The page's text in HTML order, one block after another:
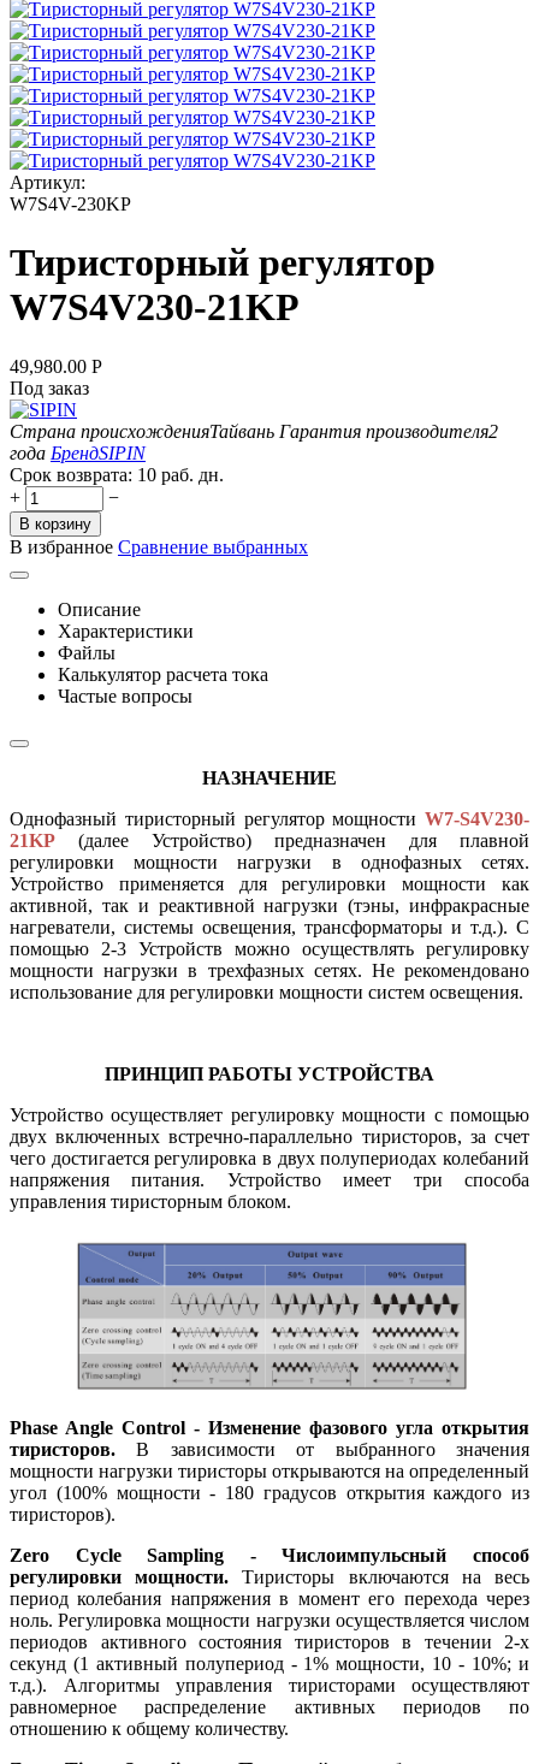
Артикул:
W7S4V-230KP
Тиристорный регулятор
W7S4V230-21KP
49,980.00 Р
Под заказ
Страна происхожденияТайвань Гарантия производителя2
года БрендSIPIN
Срок возврата: 10 раб. дн.
+
−
В корзину
В избранное Сравнение выбранных
Описание
Характеристики
Файлы
Калькулятор расчета тока
Частые вопросы
НАЗНАЧЕНИЕ
Однофазный тиристорный регулятор мощности W7-S4V230-
21KP (далее Устройство) предназначен для плавной
регулировки мощности нагрузки в однофазных сетях.
Устройство применяется для регулировки мощности как
активной, так и реактивной нагрузки (тэны, инфракрасные
нагреватели, системы освещения, трансформаторы и т.д.). С
помощью 2-3 Устройств можно осуществлять регулировку
мощности нагрузки в трехфазных сетях. Не рекомендовано
использование для регулировки мощности систем освещения.
ПРИНЦИП РАБОТЫ УСТРОЙСТВА
Устройство осуществляет регулировку мощности с помощью
двух включенных встречно-параллельно тиристоров, за счет
чего достигается регулировка в двух полупериодах колебаний
напряжения питания. Устройство имеет три способа
управления тиристорным блоком.
Phase Angle Control - Изменение фазового угла открытия
тиристоров. В зависимости от выбранного значения
мощности нагрузки тиристоры открываются на определенный
угол (100% мощности - 180 градусов открытия каждого из
тиристоров).
Zero Cycle Sampling - Числоимпульсный способ
регулировки мощности. Тиристоры включаются на весь
период колебания напряжения в момент его перехода через
ноль. Регулировка мощности нагрузки осуществляется числом
периодов активного состояния тиристоров в течении 2-х
секунд (1 активный полупериод - 1% мощности, 10 - 10%; и
т.д.). Алгоритмы управления тиристорами осуществляют
равномерное распределение активных периодов по
отношению к общему количеству.